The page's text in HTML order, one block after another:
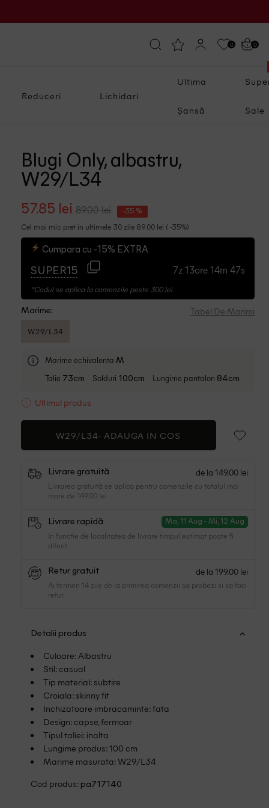
0 0
Reduceri Lichidari
Ultima
Șansă Sale
Blugi Only, albastru,
W29/L34
57.85 lei 89.00 lei -35 %
Cel mai mic pret in ultimele 30 zile 89.00 lei ( -35%)
Cumpara cu -15% EXTRA
SUPER15 7z 13ore 14m 46s
*Codul se aplica la comenzile peste 300 lei
Marime: Tabel De Marimi
W29/L34
Marime echivalenta M
Talie 73cm Solduri 100cm Lungime pantalon 84cm
Ultimul produs
W29/L34-ADAUGA IN COS
Livrare gratuită de la 149.00 lei
Livrarea gratuită se aplica pentru comenzile cu totalul mai
mare de 149.00 lei
Livrare rapidă Ma, 11 Aug - Mi, 12 Aug
In functie de localitatea de livrare timpul estimat poate fi
diferit.
Retur gratuit de la 199.00 lei
Ai termen 14 zile de la primirea comenzii sa probezi si sa faci
retur.
Detalii produs
Culoare: Albastru
Stil: casual
Tip material: subtire
Croiala: skinny fit
Inchizatoare imbracaminte: fata
Design: capse, fermoar
Tipul taliei: inalta
Lungime produs: 100 cm
Marime masurata: W29/L34
Cod produs: pa717140